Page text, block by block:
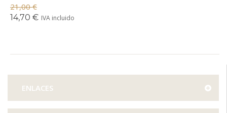
21,00 €
14,70 € IVA incluido
ENLACES